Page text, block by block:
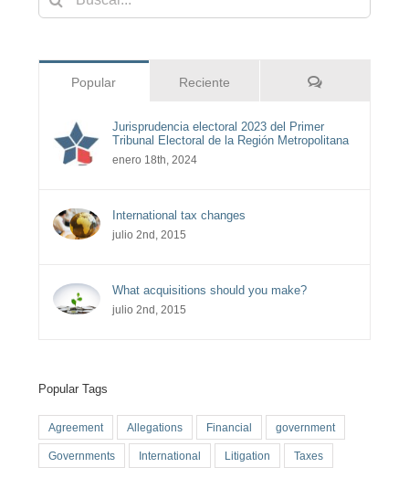
Popular Reciente Comentarios
Jurisprudencia electoral 2023 del Primer
Tribunal Electoral de la Región Metropolitana
enero 18th, 2024
International tax changes
julio 2nd, 2015
What acquisitions should you make?
julio 2nd, 2015
Popular Tags
Agreement Allegations Financial government
Governments International Litigation Taxes